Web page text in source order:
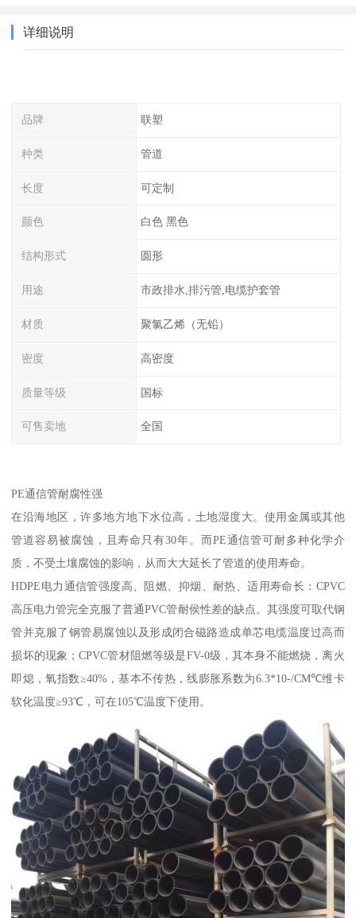
详细说明
品牌 联塑
种类 管道
长度 可定制
颜色 白色 黑色
结构形式 圆形
用途 市政排水,排污管,电缆护套管
材质 聚氯乙烯（无铅）
密度 高密度
质量等级 国标
可售卖地 全国
PE通信管耐腐性强
在沿海地区，许多地方地下水位高，土地湿度大。使用金属或其他
管道容易被腐蚀，且寿命只有30年。而PE通信管可耐多种化学介
质，不受土壤腐蚀的影响，从而大大延长了管道的使用寿命。
HDPE电力通信管强度高、阻燃、抑烟、耐热、适用寿命长：CPVC
高压电力管完全克服了普通PVC管耐侯性差的缺点。其强度可取代钢
管并克服了钢管易腐蚀以及形成闭合磁路造成单芯电缆温度过高而
损坏的现象；CPVC管材阻燃等级是FV-0级，其本身不能燃烧，离火
即熄，氧指数≥40%，基本不传热，线膨胀系数为6.3*10-/CM℃维卡
软化温度≥93℃，可在105℃温度下使用。